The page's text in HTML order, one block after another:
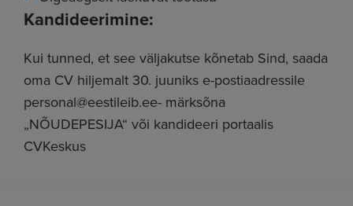
Kandideerimine:
Kui tunned, et see väljakutse kõnetab Sind, saada
oma CV hiljemalt 30. juuniks e-postiaadressile
personal@eestileib.ee- märksõna
„NÕUDEPESIJA“ või kandideeri portaalis
CVKeskus